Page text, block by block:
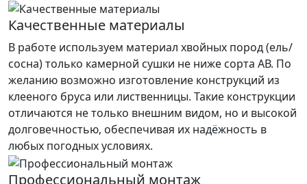
Качественные материалы
В работе используем материал хвойных пород (ель/
сосна) только камерной сушки не ниже сорта АВ. По
желанию возможно изготовление конструкций из
клееного бруса или лиственницы. Такие конструкции
отличаются не только внешним видом, но и высокой
долговечностью, обеспечивая их надёжность в
любых погодных условиях.
Профессиональный монтаж